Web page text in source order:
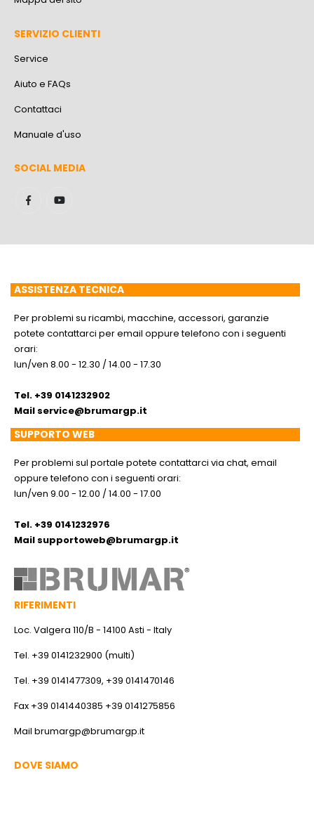
SERVIZIO CLIENTI
Service
Aiuto e FAQs
Contattaci
Manuale d'uso
SOCIAL MEDIA
ASSISTENZA TECNICA
Per problemi su ricambi, macchine, accessori, garanzie
potete contattarci per email oppure telefono con i seguenti
orari:
lun/ven 8.00 - 12.30 / 14.00 - 17.30
Tel. +39 0141232902
Mail service@brumargp.it
SUPPORTO WEB
Per problemi sul portale potete contattarci via chat, email
oppure telefono con i seguenti orari:
lun/ven 9.00 - 12.00 / 14.00 - 17.00
Tel. +39 0141232976
Mail supportoweb@brumargp.it
RIFERIMENTI
Loc. Valgera 110/B - 14100 Asti - Italy
Tel. +39 0141232900 (multi)
Tel. +39 0141477309, +39 0141470146
Fax +39 0141440385 +39 0141275856
Mail brumargp@brumargp.it
DOVE SIAMO